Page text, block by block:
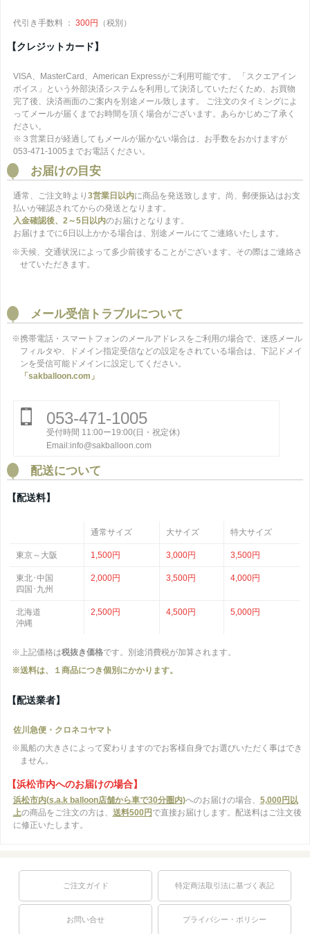
代引き手数料 ： 300円 （税別）
【クレジットカード】
VISA、MasterCard、American Expressがご利用可能です。 「スクエアイン
ボイス」という外部決済システムを利用して決済していただくため、お買物
完了後、決済画面のご案内を別途メール致します。 ご注文のタイミングによ
ってメールが届くまでお時間を頂く場合がございます。あらかじめご了承く
ださい。
※３営業日が経過してもメールが届かない場合は、お手数をおかけますが
053-471-1005までお電話ください。
お届けの目安
通常、ご注文時より 3営業日以内に商品を発送致します。尚、郵便振込はお支
払いが確認されてからの発送となります。
入金確認後、2～5日以内のお届けとなります。
お届けまでに6日以上かかる場合は、別途メールにてご連絡いたします。
※天候、交通状況によって多少前後することがございます。その際はご連絡さ
せていただきます。
メール受信トラブルについて
※携帯電話・スマートフォンのメールアドレスをご利用の場合で、迷惑メール
フィルタや、ドメイン指定受信などの設定をされている場合は、下記ドメイ
ンを受信可能ドメインに設定してください。
「sakballoon.com」
053-471-1005
受付時間 11:00ー19:00(日・祝定休)
Email:info@sakballoon.com
配送について
【配送料】
通常サイズ 大サイズ 特大サイズ
東京～大阪 1,500円 3,000円 3,500円
東北･中国
四国･九州
2,000円 3,500円 4,000円
北海道
沖縄
2,500円 4,500円 5,000円
※上記価格は税抜き価格です。別途消費税が加算されます。
※送料は、１商品につき個別にかかります。
【配送業者】
佐川急便・クロネコヤマト
※風船の大きさによって変わりますのでお客様自身でお選びいただく事はでき
ません。
【浜松市内へのお届けの場合】
浜松市内(s.a.k balloon店舗から車で30分圏内)へのお届けの場合、 5,000円以
上の商品をご注文の方は、 送料500円 で直接お届けします。配送料はご注文後
に修正いたします。
ご注文ガイド 特定商法取引法に基づく表記
お問い合せ プライバシー・ポリシー